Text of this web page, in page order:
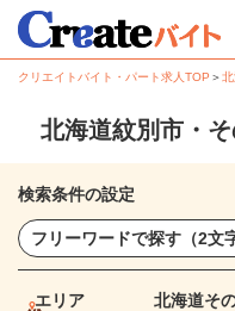
クリエイトバイト・パート求人TOP ＞
北海道紋別市・
検索条件の設定
エリア 北海道そ